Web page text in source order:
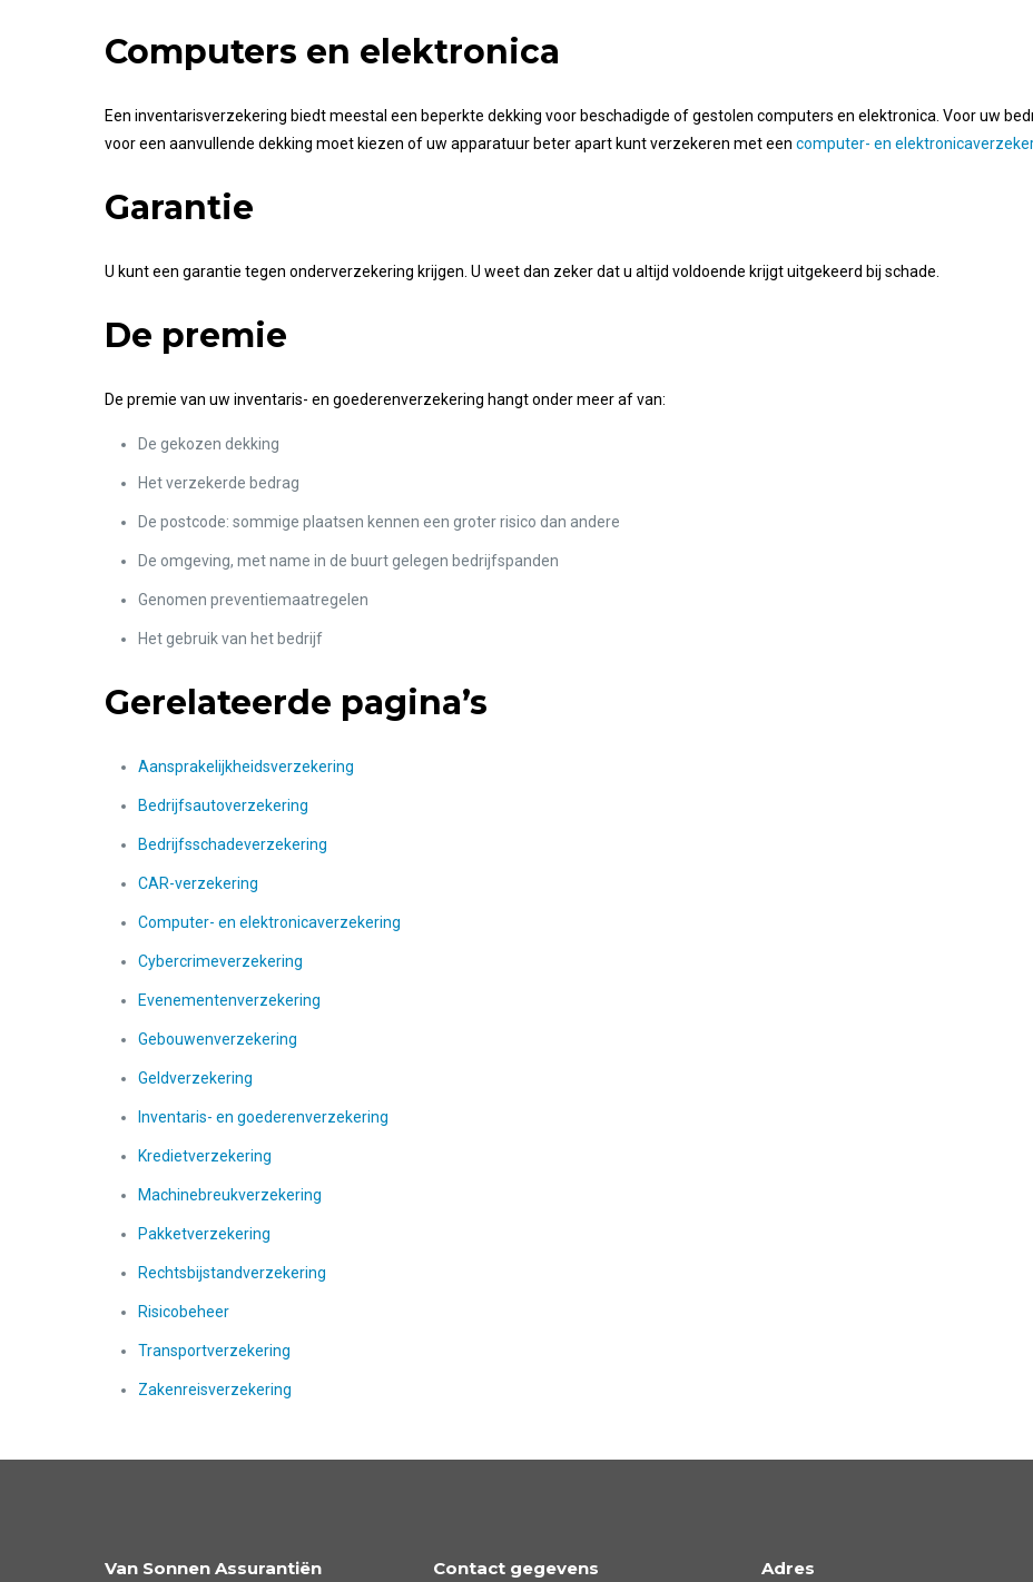
Computers en elektronica
Een inventarisverzekering biedt meestal een beperkte dekking voor beschadigde of gestolen computers en elektronica. Voor uw
voor een aanvullende dekking moet kiezen of uw apparatuur beter apart kunt verzekeren met een computer- en
Garantie
U kunt een garantie tegen onderverzekering krijgen. U weet dan zeker dat u altijd voldoende krijgt uitgekeerd bij schade.
De premie
De premie van uw inventaris- en goederenverzekering hangt onder meer af van:
De gekozen dekking
Het verzekerde bedrag
De postcode: sommige plaatsen kennen een groter risico dan andere
De omgeving, met name in de buurt gelegen bedrijfspanden
Genomen preventiemaatregelen
Het gebruik van het bedrijf
Gerelateerde pagina’s
Aansprakelijkheidsverzekering
Bedrijfsautoverzekering
Bedrijfsschadeverzekering
CAR-verzekering
Computer- en elektronicaverzekering
Cybercrimeverzekering
Evenementenverzekering
Gebouwenverzekering
Geldverzekering
Inventaris- en goederenverzekering
Kredietverzekering
Machinebreukverzekering
Pakketverzekering
Rechtsbijstandverzekering
Risicobeheer
Transportverzekering
Zakenreisverzekering
Van Sonnen Assurantiën Contact gegevens Adres